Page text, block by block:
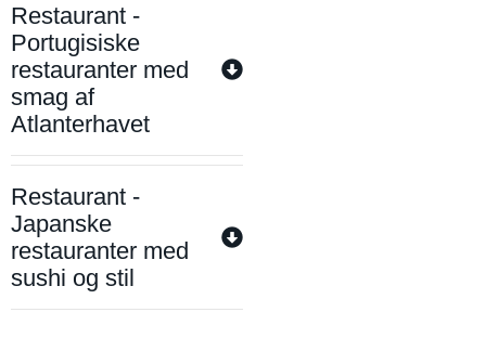
Restaurant -
Portugisiske
restauranter med
smag af
Atlanterhavet
Restaurant -
Japanske
restauranter med
sushi og stil